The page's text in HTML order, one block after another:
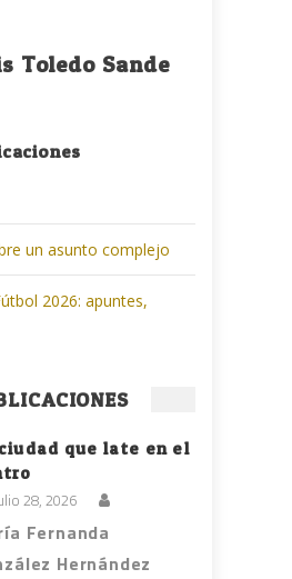
Toledo Sande
un asunto complejo
2026: apuntes,
que late en el
28, 2026
Fernanda
Hernández